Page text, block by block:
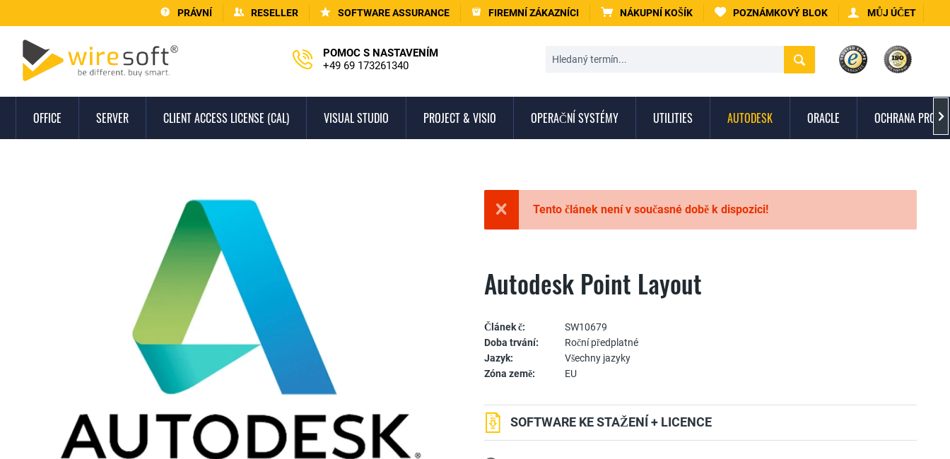
PRÁVNÍ RESELLER SOFTWARE ASSURANCE FIREMNÍ ZÁKAZNÍCI NÁKUPNÍ KOŠÍK POZNÁMKOVÝ BLOK MŮJ ÚČET
POMOC S NASTAVENÍM
+49 69 173261340
OFFICE SERVER CLIENT ACCESS LICENSE (CAL) VISUAL STUDIO PROJECT & VISIO OPERAČNÍ SYSTÉMY UTILITIES AUTODESK ORACLE OCHRANA PROTI

Tento článek není v současné době k dispozici!
Autodesk Point Layout
Článek č:
SW10679
Doba trvání:
Roční předplatné
Jazyk:
Všechny jazyky
Zóna země:
EU
SOFTWARE KE STAŽENÍ + LICENCE